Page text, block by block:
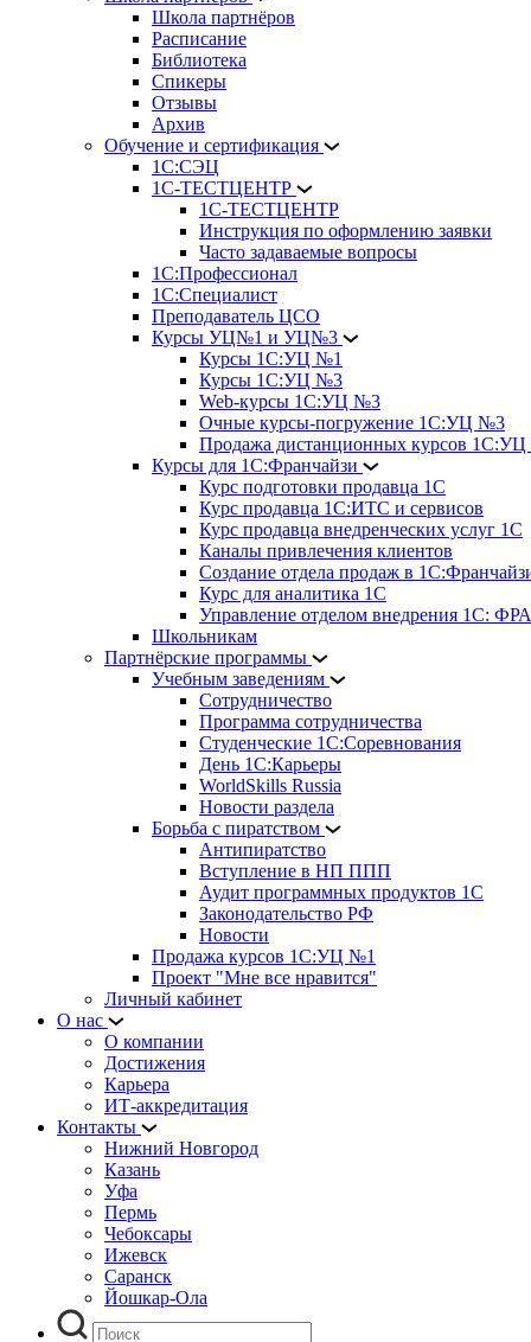
Школа партнёров
Расписание
Библиотека
Спикеры
Отзывы
Архив
Обучение и сертификация
1С:СЭЦ
1С-ТЕСТЦЕНТР
1С-ТЕСТЦЕНТР
Инструкция по оформлению заявки
Часто задаваемые вопросы
1С:Профессионал
1С:Специалист
Преподаватель ЦСО
Курсы УЦ№1 и УЦ№3
Курсы 1С:УЦ №1
Курсы 1С:УЦ №3
Web-курсы 1С:УЦ №3
Очные курсы-погружение 1С:УЦ №3
Продажа дистанционных курсов
Курсы для 1С:Франчайзи
Курс подготовки продавца 1С
Курс продавца 1С:ИТС и сервисов
Курс продавца внедренческих услуг 1С
Каналы привлечения клиентов
Создание отдела продаж в
Курс для аналитика 1С
Управление отделом внедрения 1С:
Школьникам
Партнёрские программы
Учебным заведениям
Сотрудничество
Программа сотрудничества
Студенческие 1С:Соревнования
День 1С:Карьеры
WorldSkills Russia
Новости раздела
Борьба с пиратством
Антипиратство
Вступление в НП ППП
Аудит программных продуктов 1С
Законодательство РФ
Новости
Продажа курсов 1С:УЦ №1
Проект "Мне все нравится"
Личный кабинет
О нас
О компании
Достижения
Карьера
ИТ-аккредитация
Контакты
Нижний Новгород
Казань
Уфа
Пермь
Чебоксары
Ижевск
Саранск
Йошкар-Ола